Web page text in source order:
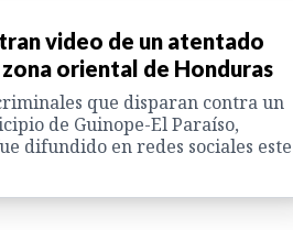
video de un atentado
oriental de Honduras
que disparan contra un
de Guinope-El Paraíso,
difundido en redes sociales este